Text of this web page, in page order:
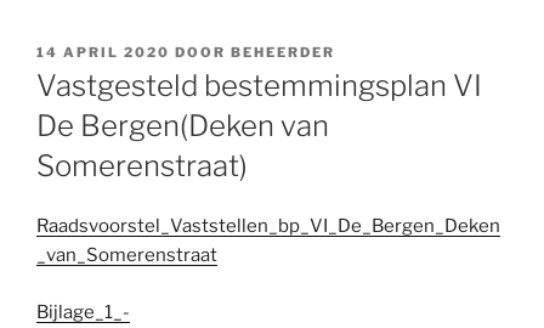
GEPLAATST
OP
14 APRIL 2020 DOOR BEHEERDER
Vastgesteld bestemmingsplan VI
De Bergen(Deken van
Somerenstraat)
Raadsvoorstel_Vaststellen_bp_VI_De_Bergen_Deken
_van_Somerenstraat
Bijlage_1_-